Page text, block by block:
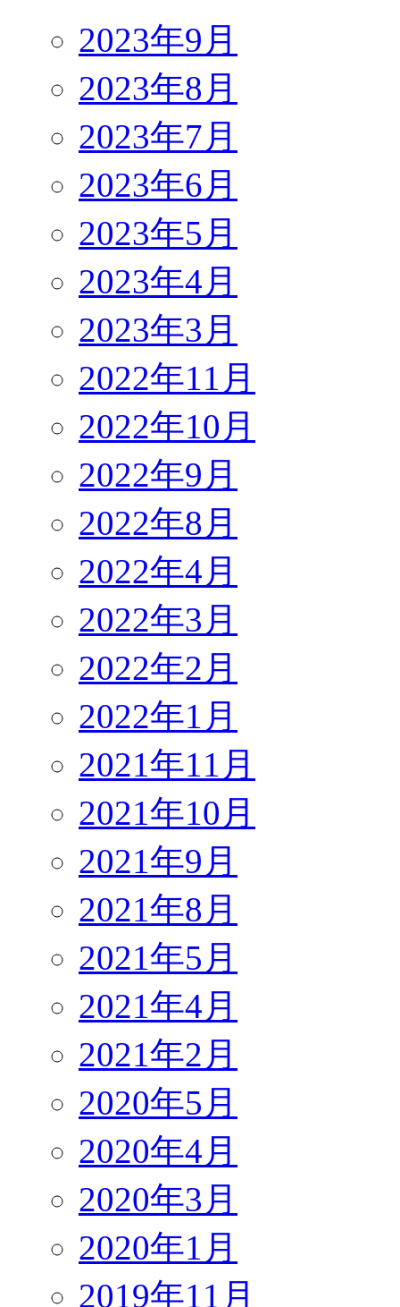
2023年9月
2023年8月
2023年7月
2023年6月
2023年5月
2023年4月
2023年3月
2022年11月
2022年10月
2022年9月
2022年8月
2022年4月
2022年3月
2022年2月
2022年1月
2021年11月
2021年10月
2021年9月
2021年8月
2021年5月
2021年4月
2021年2月
2020年5月
2020年4月
2020年3月
2020年1月
2019年11月